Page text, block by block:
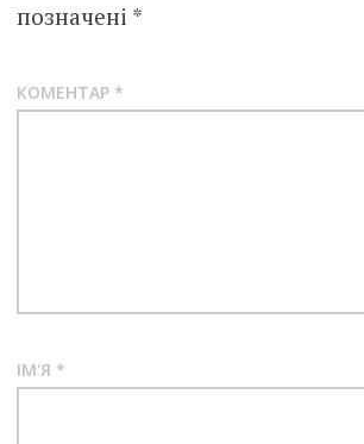
позначені *
КОМЕНТАР *
ІМ'Я *